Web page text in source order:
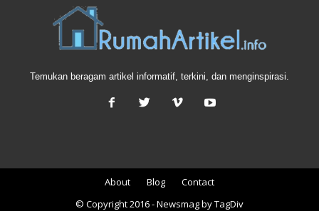
Temukan beragam artikel informatif, terkini, dan menginspirasi.
About Blog
Contact
© Copyright 2016 - Newsmag by TagDiv